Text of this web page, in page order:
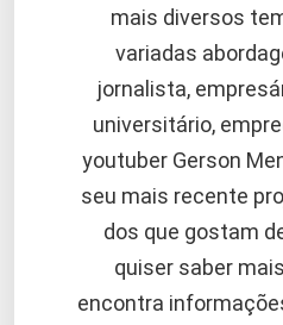
mais diversos
variadas
jornalista,
universitário,
youtuber Gerson
seu mais recente
dos que gostam
quiser saber
encontra